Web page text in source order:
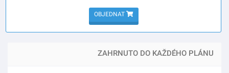
OBJEDNAT
ZAHRNUTO DO KAŽDÉHO PLÁNU